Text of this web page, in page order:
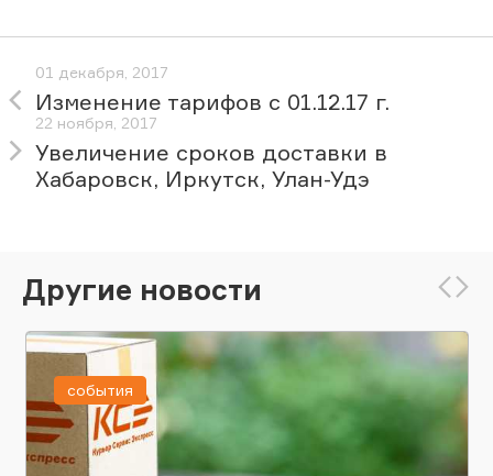
01 декабря, 2017
Изменение тарифов с 01.12.17 г.
22 ноября, 2017
Увеличение сроков доставки в
Хабаровск, Иркутск, Улан-Удэ
Другие новости
события